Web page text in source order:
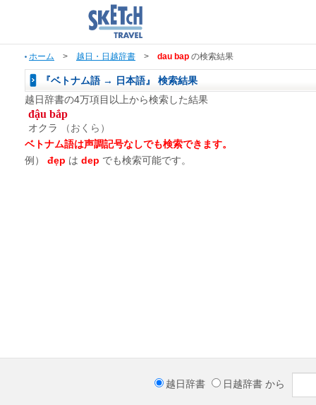
ホーム > 越日・日越辞書 > dau bap の検索結果
『ベトナム語 → 日本語』 検索結果
越日辞書の4万項目以上から検索した結果
đậu bắp
オクラ
（おくら）
ベトナム語は声調記号なしでも検索できます。
例）
đẹp は dep でも検索可能です。
越日辞書 日越辞書 から